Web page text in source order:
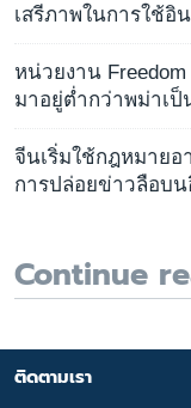
เสรีภาพในการใช้อิ
หน่วยงาน
มาอยู่ต่ำกว่าพม่าเป็
จีนเริ่มใช้กฎหมายอ
การปล่อยข่าวลือบน
Continue
ติดตามเรา